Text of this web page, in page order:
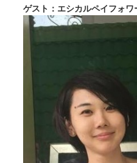
ゲスト：エシカルペイフォ